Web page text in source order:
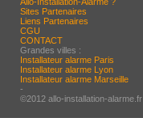
Sites Partenaires
Liens Partenaires
CGU
CONTACT
Grandes villes :
Installateur alarme Paris
Installateur alarme Lyon
Installateur alarme Marseille
-
©2012 allo-installation-alarme.fr